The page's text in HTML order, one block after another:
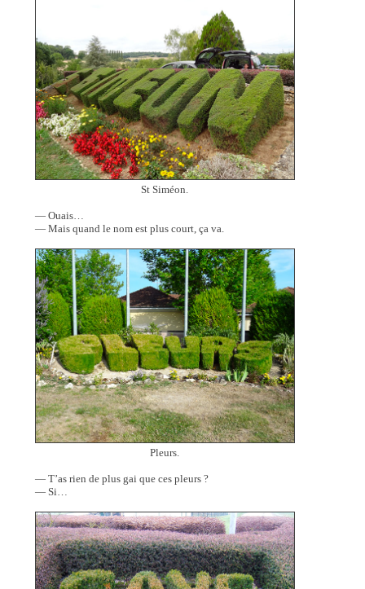
St Siméon.
— Ouais…
— Mais quand le nom est plus court, ça va.
Pleurs.
— T’as rien de plus gai que ces pleurs ?
— Si…